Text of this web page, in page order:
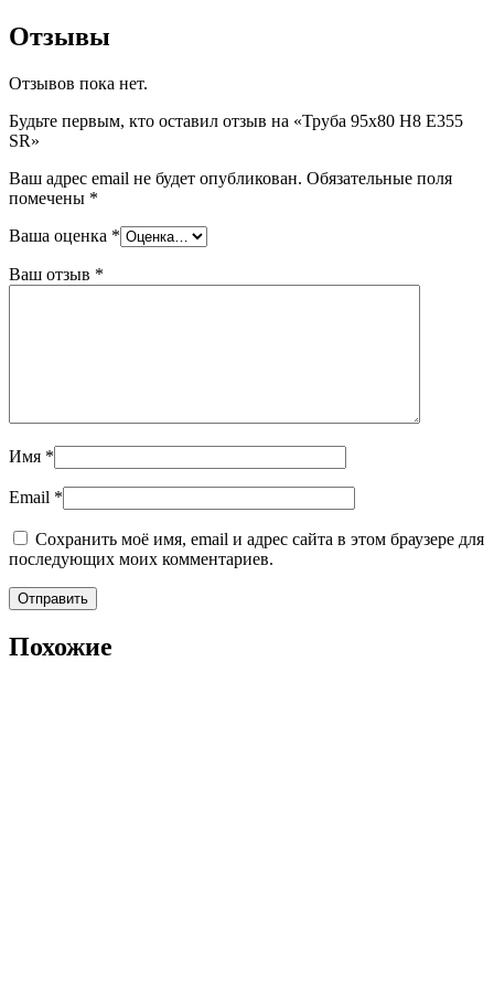
Отзывы
Отзывов пока нет.
Будьте первым, кто оставил отзыв на «Труба 95х80 H8 Е355
SR»
Ваш адрес email не будет опубликован. Обязательные поля
помечены *
Ваша оценка *
Ваш отзыв *
Имя *
Email *
Сохранить моё имя, email и адрес сайта в этом браузере для
последующих моих комментариев.
Похожие